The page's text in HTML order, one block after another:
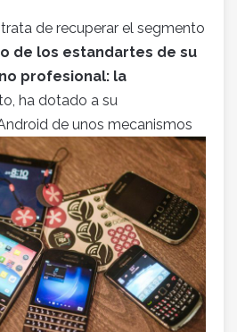
de recuperar el segmento
de los estandartes de su
profesional: la
ha dotado a su
de unos mecanismos